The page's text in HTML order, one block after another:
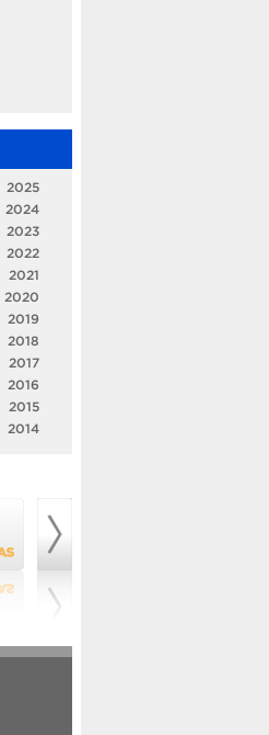
2025
2024
2023
2022
2021
2020
2019
2018
2017
2016
2015
2014